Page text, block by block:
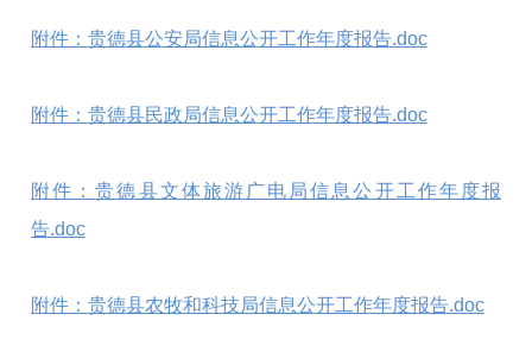
附件：贵德县公安局信息公开工作年度报告.doc
附件：贵德县民政局信息公开工作年度报告.doc
附件：贵德县文体旅游广电局信息公开工作年度报
告.doc
附件：贵德县农牧和科技局信息公开工作年度报告.doc